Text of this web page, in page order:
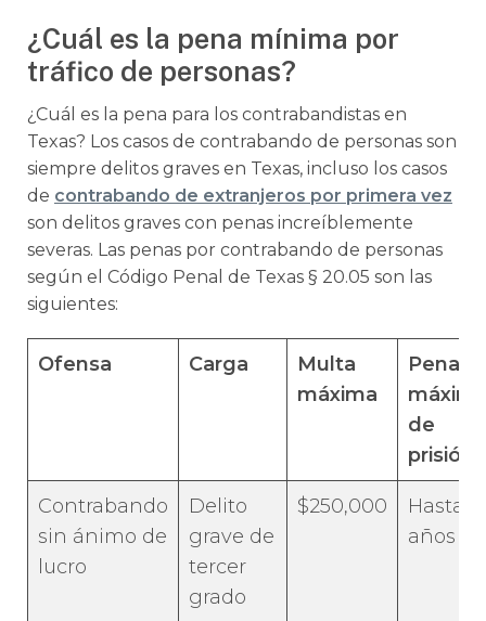
¿Cuál es la pena mínima por
tráfico de personas?
¿Cuál es la pena para los contrabandistas en
Texas? Los casos de contrabando de personas son
siempre delitos graves en Texas, incluso los casos
de contrabando de extranjeros por primera vez
son delitos graves con penas increíblemente
severas. Las penas por contrabando de personas
según el Código Penal de Texas § 20.05 son las
siguientes:
Ofensa Carga
Multa
máxima
Pena
de
prisión
Contrabando
sin ánimo de
lucro
Delito
grave de
tercer
grado
$250,000
Hasta 5
años